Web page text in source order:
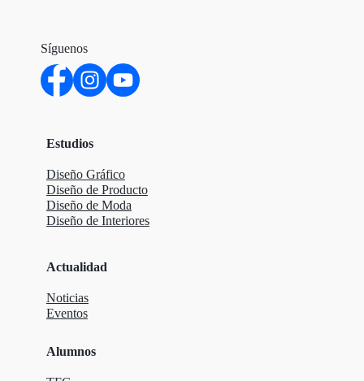
Síguenos
Estudios
Diseño Gráfico
Diseño de Producto
Diseño de Moda
Diseño de Interiores
Actualidad
Noticias
Eventos
Alumnos